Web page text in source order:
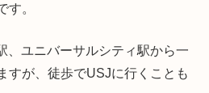
す。
、ユニバーサルシティ駅から一
すが、徒歩でUSJに行くことも